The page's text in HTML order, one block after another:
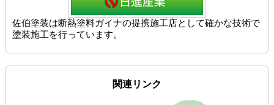
佐伯塗装は断熱塗料ガイナの提携施工店として確かな技術で
塗装施工を行っています。
関連リンク